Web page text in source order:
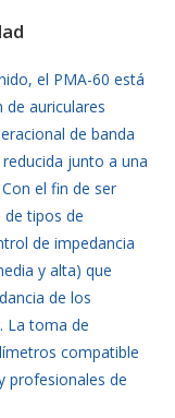
el PMA-60 está
auriculares
de banda
junto a una
el fin de ser
tipos de
de impedancia
y alta) que
de los
La toma de
compatible
profesionales de